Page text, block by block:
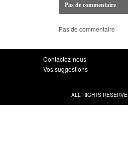
Pas de commentaire
Pas de commentaire
Contactez-nous
Vos suggestions
ALL RIGHTS